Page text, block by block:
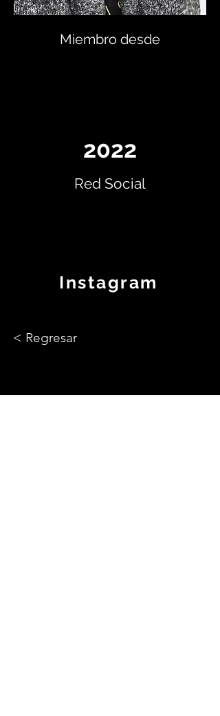
Miembro desde
2022
Red Social
Instagram
< Regresar